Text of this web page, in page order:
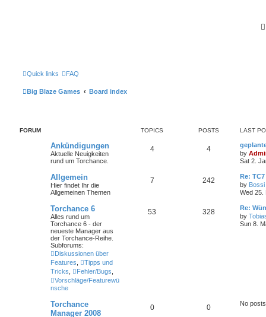
Quick links FAQ
Big Blaze Games Board index
FORUM TOPICS POSTS LAST
Ankündigungen
Aktuelle Neuigkeiten
rund um Torchance.
4 4
by
Sat 2.
Allgemein
Hier findet Ihr die
Allgemeinen Themen
7 242
Re: TC7
by Bossi
Wed 25.
Torchance 6
Alles rund um
Torchance 6 - der
neueste Manager aus
der Torchance-Reihe.
Subforums:
Diskussionen über
Features
Tipps und
Tricks
Fehler/Bugs
Vorschläge/Featurewü
nsche
53 328
Re:
by
Sun 8.
Torchance
Manager 2008
0 0 No posts